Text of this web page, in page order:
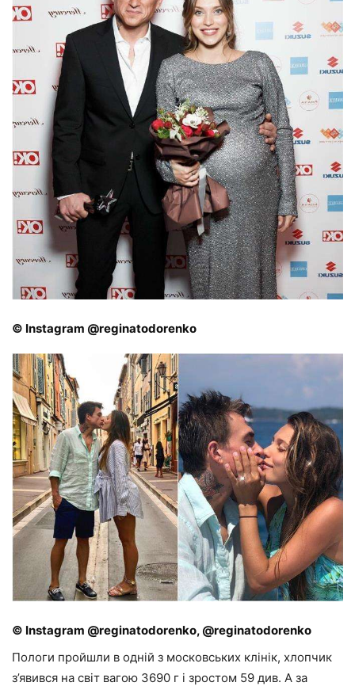
© Instagram @reginatodorenko
© Instagram @reginatodorenko, @reginatodorenko
Пологи пройшли в одній з московських клінік, хлопчик
з’явився на світ вагою 3690 г і зростом 59 див. А за